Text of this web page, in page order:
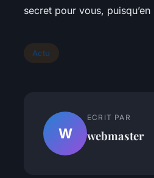
secret pour vous,
Actu
W
ECRIT PAR
webmaster